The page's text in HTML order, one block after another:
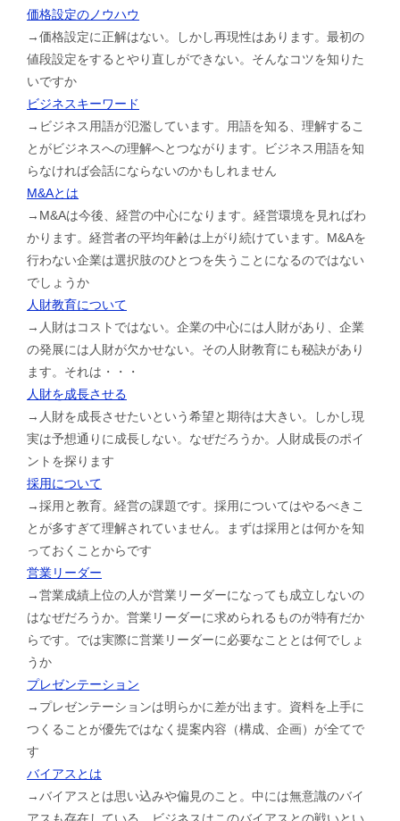
価格設定のノウハウ
→価格設定に正解はない。しかし再現性はあります。最初の
値段設定をするとやり直しができない。そんなコツを知りた
いですか
ビジネスキーワード
→ビジネス用語が氾濫しています。用語を知る、理解するこ
とがビジネスへの理解へとつながります。ビジネス用語を知
らなければ会話にならないのかもしれません
M&Aとは
→M&Aは今後、経営の中心になります。経営環境を見ればわ
かります。経営者の平均年齢は上がり続けています。M&Aを
行わない企業は選択肢のひとつを失うことになるのではない
でしょうか
人財教育について
→人財はコストではない。企業の中心には人財があり、企業
の発展には人財が欠かせない。その人財教育にも秘訣があり
ます。それは・・・
人財を成長させる
→人財を成長させたいという希望と期待は大きい。しかし現
実は予想通りに成長しない。なぜだろうか。人財成長のポイ
ントを探ります
採用について
→採用と教育。経営の課題です。採用についてはやるべきこ
とが多すぎて理解されていません。まずは採用とは何かを知
っておくことからです
営業リーダー
→営業成績上位の人が営業リーダーになっても成立しないの
はなぜだろうか。営業リーダーに求められるものが特有だか
らです。では実際に営業リーダーに必要なこととは何でしょ
うか
プレゼンテーション
→プレゼンテーションは明らかに差が出ます。資料を上手に
つくることが優先ではなく提案内容（構成、企画）が全てで
す
バイアスとは
→バイアスとは思い込みや偏見のこと。中には無意識のバイ
アスも存在している。ビジネスはこのバイアスとの戦いとい